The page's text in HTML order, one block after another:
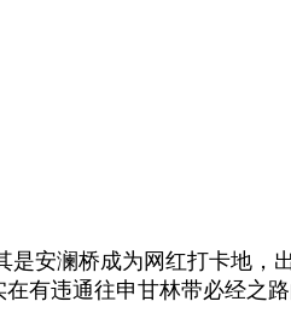
安澜桥成为网红打卡地，
有违通往申甘林带必经之